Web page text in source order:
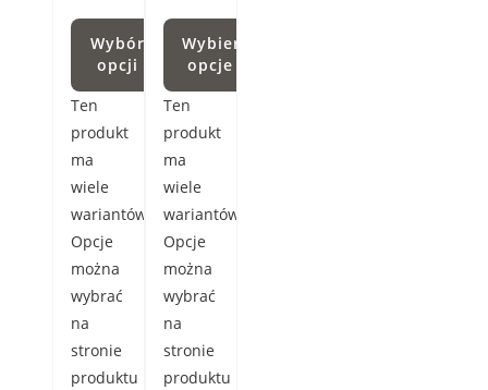
Wybór
opcji
Ten
produkt
ma
wiele
wariantów.
Opcje
można
wybrać
na
stronie
produktu
Wybierz
opcje
Ten
produkt
ma
wiele
wariantów.
Opcje
można
wybrać
na
stronie
produktu